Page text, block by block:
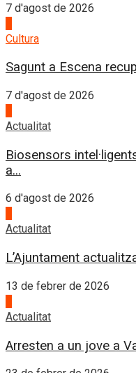
7 d'agost de 2026
Cultura
Sagunt a Escena
7 d'agost de 2026
Actualitat
Biosensors
a...
6 d'agost de 2026
Actualitat
L’Ajuntament
13 de febrer de 2026
Actualitat
Arresten a un jove a